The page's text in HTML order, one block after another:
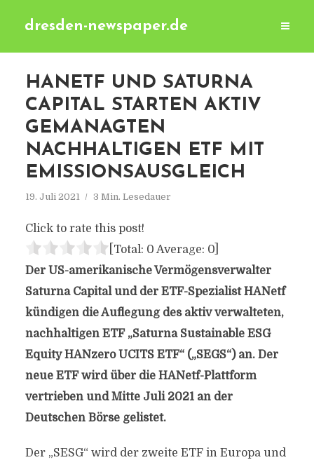
dresden-newspaper.de
HANETF UND SATURNA
CAPITAL STARTEN AKTIV
GEMANAGTEN
NACHHALTIGEN ETF MIT
EMISSIONSAUSGLEICH
19. Juli 2021 3 Min. Lesedauer
Click to rate this post!
[Total: 0 Average: 0]
Der US-amerikanische Vermögensverwalter
Saturna Capital und der ETF-Spezialist HANetf
kündigen die Auflegung des aktiv verwalteten,
nachhaltigen ETF „Saturna Sustainable ESG
Equity HANzero UCITS ETF“ („SEGS“) an. Der
neue ETF wird über die HANetf-Plattform
vertrieben und Mitte Juli 2021 an der
Deutschen Börse gelistet.
Der „SESG“ wird der zweite ETF in Europa und